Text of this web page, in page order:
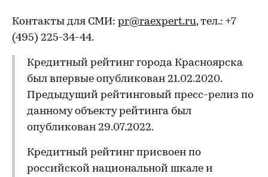
Контакты для СМИ: pr@raexpert.ru, тел.: +7
(495) 225-34-44.
Кредитный рейтинг города Красноярска
был впервые опубликован 21.02.2020.
Предыдущий рейтинговый пресс-релиз по
данному объекту рейтинга был
опубликован 29.07.2022.
Кредитный рейтинг присвоен по
российской национальной шкале и